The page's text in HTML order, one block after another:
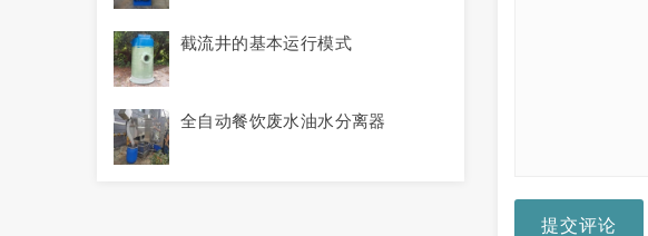
截流井的基本运行模式
全自动餐饮废水油水分离器
提交评论